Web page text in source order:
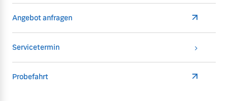
Angebot anfragen
Servicetermin
Probefahrt